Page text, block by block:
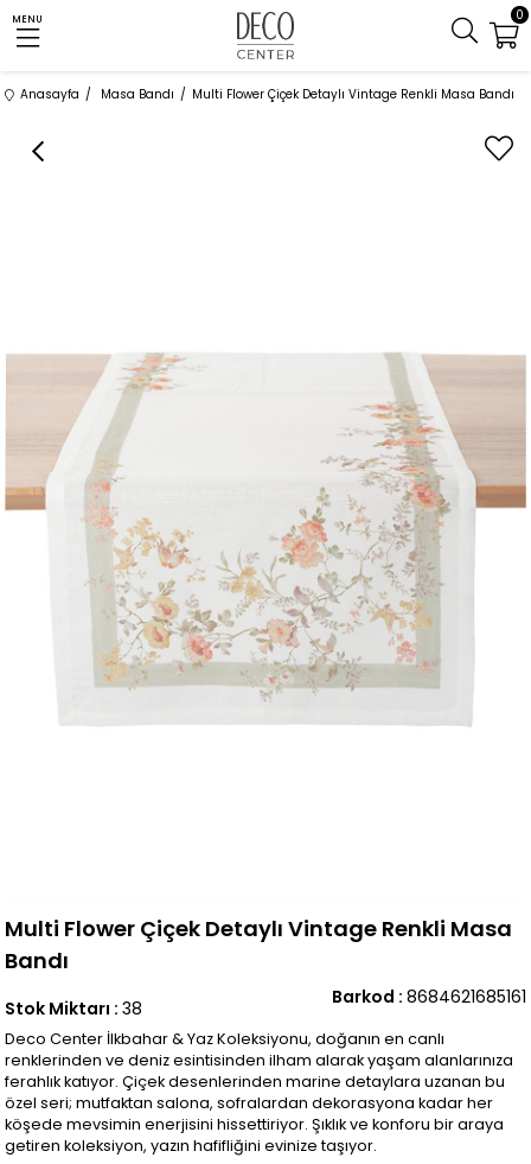
MENU 0
Anasayfa Masa Bandı Multi Flower Çiçek Detaylı Vintage Renkli Masa Bandı
Multi Flower Çiçek Detaylı Vintage Renkli Masa
Bandı
Barkod : 8684621685161
Stok Miktarı : 38
Deco Center İlkbahar & Yaz Koleksiyonu, doğanın en canlı
renklerinden ve deniz esintisinden ilham alarak yaşam alanlarınıza
ferahlık katıyor. Çiçek desenlerinden marine detaylara uzanan bu
özel seri; mutfaktan salona, sofralardan dekorasyona kadar her
köşede mevsimin enerjisini hissettiriyor. Şıklık ve konforu bir araya
getiren koleksiyon, yazın hafifliğini evinize taşıyor.